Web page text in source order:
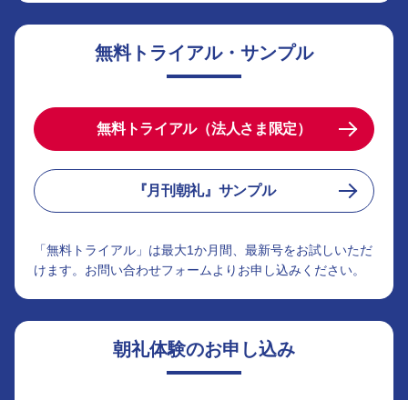
無料トライアル・サンプル
無料トライアル（法人さま限定）
『月刊朝礼』サンプル
「無料トライアル」は最大1か月間、最新号をお試しいただ
けます。お問い合わせフォームよりお申し込みください。
朝礼体験のお申し込み